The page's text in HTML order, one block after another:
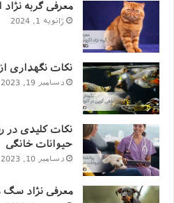
تغییر محل زندگی، از علل اضطراب گربه
استرس شده و چند روزی خواب
گربه‌ها، این موضوع کمی
تغییر محل زندگی بیزارند! اگر
کرده‌اید، اجازده دهید تا با
معرفی گربه نژاد
ژانویه 1, 2024
نکات نگهداری
دسامبر 19, 2023
نکات کلیدی در
حیوانات خانگی
دسامبر 10, 2023
معرفی نژاد سگ